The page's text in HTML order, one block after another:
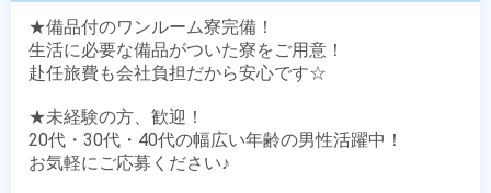
★備品付のワンルーム寮完備！
生活に必要な備品がついた寮をご用意！
赴任旅費も会社負担だから安心です☆
★未経験の方、歓迎！
20代・30代・40代の幅広い年齢の男性活躍中！
お気軽にご応募ください♪